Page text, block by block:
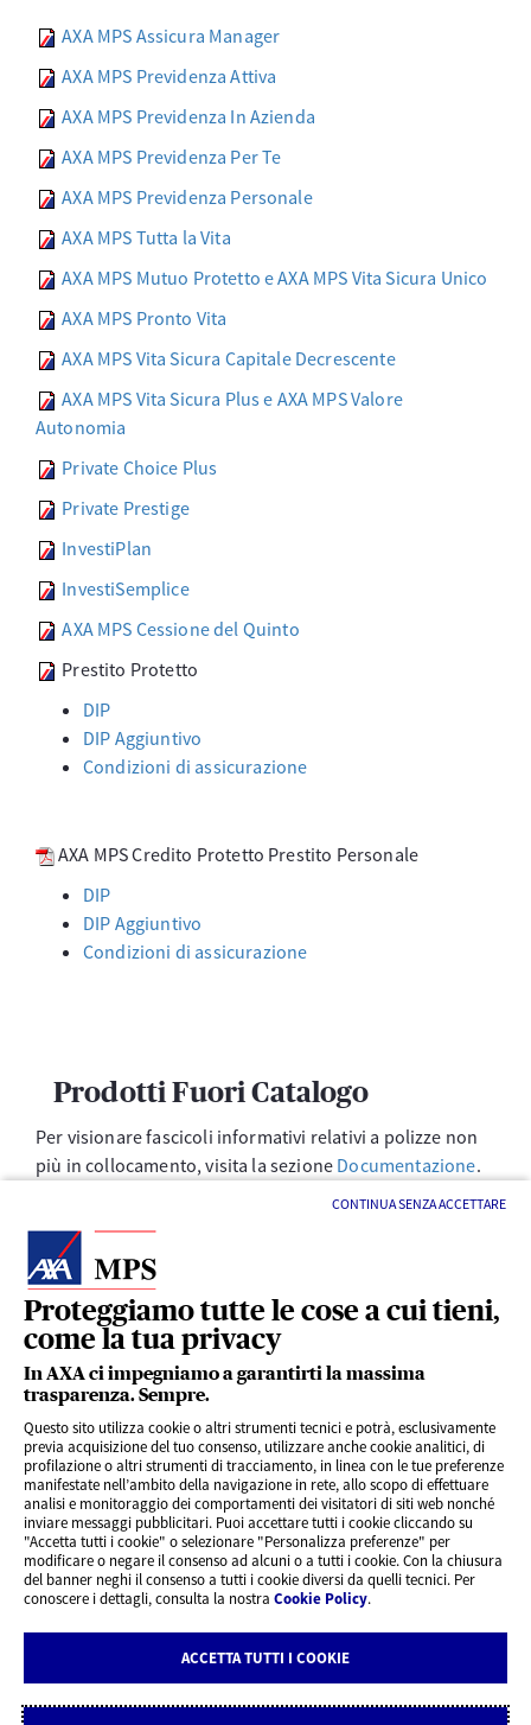
Proteggiamo tutte le cose a cui tieni,
come la tua privacy
In AXA ci impegniamo a garantirti la massima
trasparenza. Sempre.
Questo sito utilizza cookie o altri strumenti tecnici e potrà, esclusivamente
previa acquisizione del tuo consenso, utilizzare anche cookie analitici, di
profilazione o altri strumenti di tracciamento, in linea con le tue preferenze
manifestate nell’ambito della navigazione in rete, allo scopo di effettuare
analisi e monitoraggio dei comportamenti dei visitatori di siti web nonché
inviare messaggi pubblicitari. Puoi accettare tutti i cookie cliccando su
"Accetta tutti i cookie" o selezionare "Personalizza preferenze" per
modificare o negare il consenso ad alcuni o a tutti i cookie. Con la chiusura
del banner neghi il consenso a tutti i cookie diversi da quelli tecnici. Per
conoscere i dettagli, consulta la nostra Cookie Policy.
CONTINUA SENZA ACCETTARE
ACCETTA TUTTI I COOKIE
AXA MPS Assicura Manager
AXA MPS Previdenza Attiva
AXA MPS Previdenza In Azienda
AXA MPS Previdenza Per Te
AXA MPS Previdenza Personale
AXA MPS Tutta la Vita
AXA MPS Mutuo Protetto e AXA MPS Vita Sicura Unico
AXA MPS Pronto Vita
AXA MPS Vita Sicura Capitale Decrescente
AXA MPS Vita Sicura Plus e AXA MPS Valore
Autonomia
Private Choice Plus
Private Prestige
InvestiPlan
InvestiSemplice
AXA MPS Cessione del Quinto
Prestito Protetto
DIP
DIP Aggiuntivo
Condizioni di assicurazione
AXA MPS Credito Protetto Prestito Personale
DIP
DIP Aggiuntivo
Condizioni di assicurazione
Prodotti Fuori Catalogo
Per visionare fascicoli informativi relativi a polizze non
più in collocamento, visita la sezione Documentazione.
LINK UTILI
SERVIZI AL CLIENTE
CHI SIAMO
CONTATTI
Cookie Policy
Note legali AXA MPS Vita
Note legali AXA MPS Danni